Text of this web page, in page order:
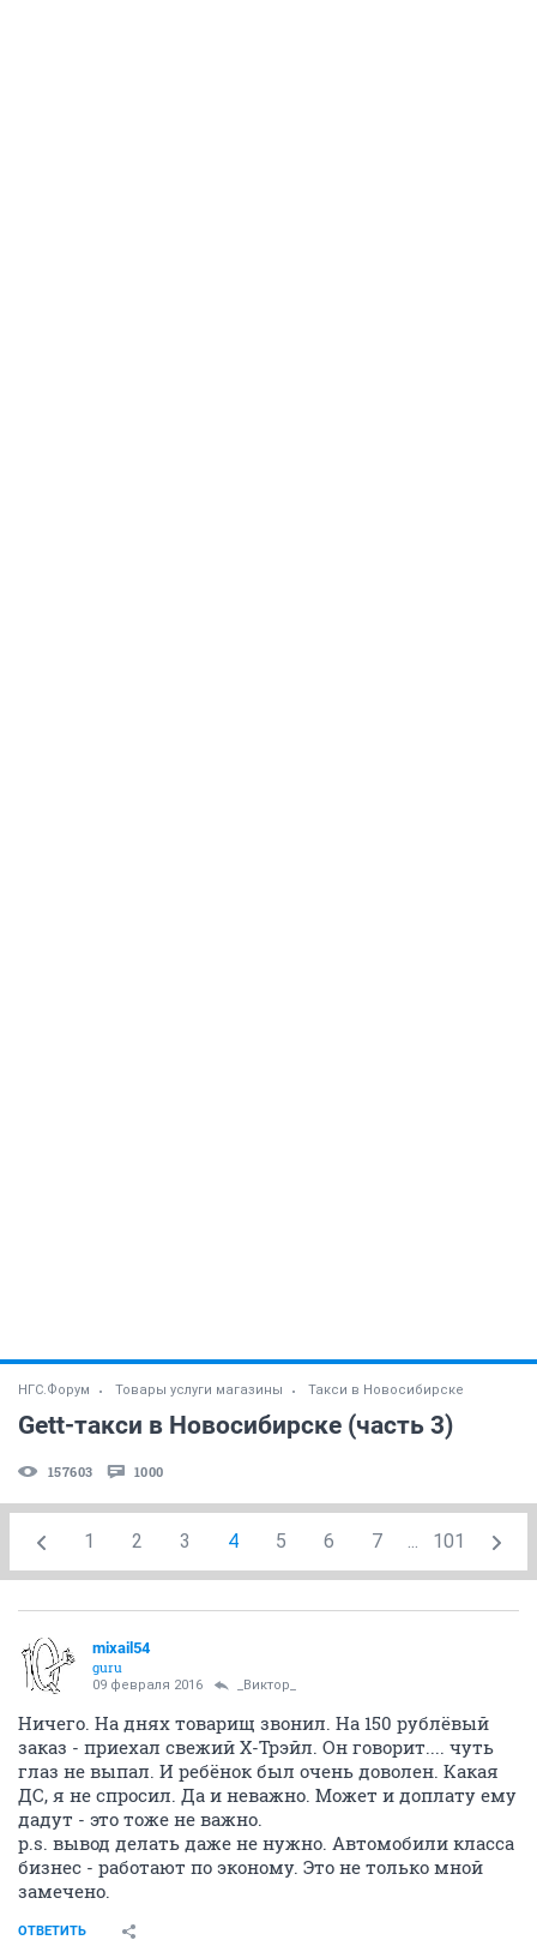
НГС.Форум Товары услуги магазины Такси в Новосибирске
Gett-такси в Новосибирске (часть 3)
157603 1000
1 2 3 4 5 6 7 ... 101
mixail54
guru
09 февраля 2016 _Виктор_
Ничего. На днях товарищ звонил. На 150 рублёвый
заказ - приехал свежий Х-Трэйл. Он говорит.... чуть
глаз не выпал. И ребёнок был очень доволен. Какая
ДС, я не спросил. Да и неважно. Может и доплату ему
дадут - это тоже не важно.
p.s. вывод делать даже не нужно. Автомобили класса
бизнес - работают по эконому. Это не только мной
замечено.
ОТВЕТИТЬ